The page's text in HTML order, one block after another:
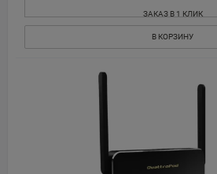
ЗАКАЗ В 1 КЛИК
В КОРЗИНУ